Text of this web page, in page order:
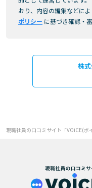
おり、内容の編集などに
ポリシー に基づき確認・
株
現職社員の口コミサイト「VOiCE(ボ